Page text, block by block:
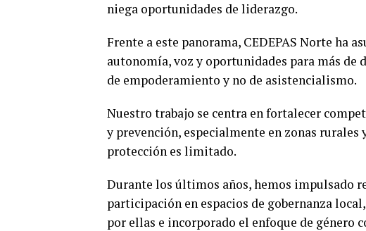
niega oportunidades de liderazgo.
Frente a este panorama, CEDEPAS Norte ha
autonomía, voz y oportunidades para más de
de empoderamiento y no de asistencialismo.
Nuestro trabajo se centra en fortalecer
y prevención, especialmente en zonas rurales
protección es limitado.
Durante los últimos años, hemos impulsado
participación en espacios de gobernanza
por ellas e incorporado el enfoque de género